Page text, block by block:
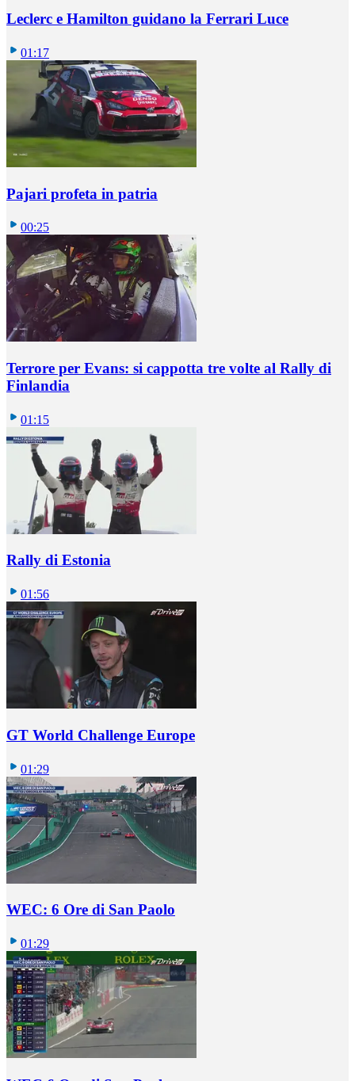
Leclerc e Hamilton guidano la Ferrari Luce
01:17
Pajari profeta in patria
00:25
Terrore per Evans: si cappotta tre volte al Rally di
Finlandia
01:15
Rally di Estonia
01:56
GT World Challenge Europe
01:29
WEC: 6 Ore di San Paolo
01:29